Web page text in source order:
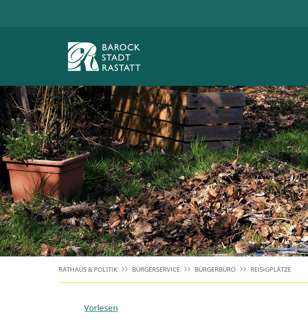
RATHAUS & POLITIK BÜRGERSERVICE BÜRGERBÜRO REISIGPLÄTZE
Vorlesen